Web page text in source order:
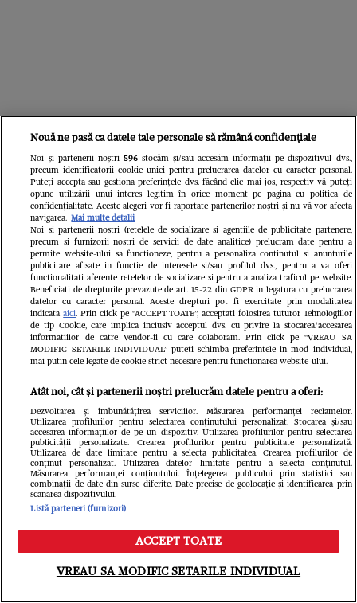
Citește în continuare
Meniu Caută
Nouă ne pasă ca datele tale personale să rămână confidențiale
Noi și partenerii noștri 596stocăm și/sau accesăm informații pe dispozitivul dvs.,
precum identificatorii cookie unici pentru prelucrarea datelor cu caracter personal.
Puteți accepta sau gestiona preferințele dvs. făcând clic mai jos, respectiv vă puteți
opune utilizării unui interes legitim în orice moment pe pagina cu politica de
confidențialitate. Aceste alegeri vor fi raportate partenerilor noștri și nu vă vor afecta
navigarea. Mai multe detalii
Noi si partenerii nostri (retelele de socializare si agentiile de publicitate partenere,
precum si furnizorii nostri de servicii de date analitice) prelucram date pentru a
permite website-ului sa functioneze, pentru a personaliza continutul si anunturile
publicitare afisate in functie de interesele si/sau profilul dvs., pentru a va oferi
functionalitati aferente retelelor de socializare si pentru a analiza traficul pe website.
Beneficiati de drepturile prevazute de art. 15-22 din GDPR in legatura cu prelucrarea
datelor cu caracter personal. Aceste drepturi pot fi exercitate prin modalitatea
indicataaici. Prin click pe “ACCEPT TOATE”, acceptati folosirea tuturor Tehnologiilor
de tip Cookie, care implica inclusiv acceptul dvs. cu privire la stocarea/accesarea
informatiilor de catre Vendor-ii cu care colaboram. Prin click pe “VREAU SA
MODIFIC SETARILE INDIVIDUAL” puteti schimba preferintele in mod individual,
mai putin cele legate de cookie strict necesare pentru functionarea website-ului.
Atât noi, cât și partenerii noștri prelucrăm datele pentru a oferi:
Dezvoltarea și îmbunătățirea serviciilor. Măsurarea performanței reclamelor.
Utilizarea profilurilor pentru selectarea conținutului personalizat. Stocarea și/sau
accesarea informațiilor de pe un dispozitiv. Utilizarea profilurilor pentru selectarea
publicității personalizate. Crearea profilurilor pentru publicitate personalizată.
Utilizarea de date limitate pentru a selecta publicitatea. Crearea profilurilor de
conținut personalizat. Utilizarea datelor limitate pentru a selecta conținutul.
Măsurarea performanței conținutului. Înțelegerea publicului prin statistici sau
combinații de date din surse diferite. Date precise de geolocație și identificarea prin
scanarea dispozitivului.
Listă parteneri (furnizori)
ACCEPT TOATE
VREAU SA MODIFIC SETARILE INDIVIDUAL